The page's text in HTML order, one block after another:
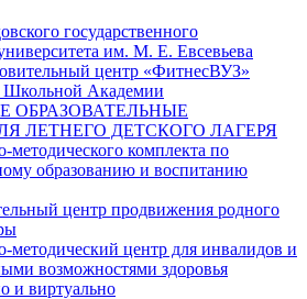
государственного
им. М. Е. Евсевьева
центр «ФитнесВУЗ»
Академии
ОБРАЗОВАТЕЛЬНЫЕ
ЛЕТНЕГО ДЕТСКОГО ЛАГЕРЯ
методического комплекта по
образованию и воспитанию
центр продвижения родного
методический центр для инвалидов и
возможностями здоровья
и виртуально